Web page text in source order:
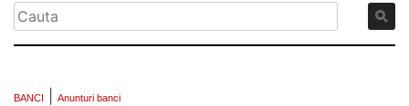
BANCI Anunturi banci